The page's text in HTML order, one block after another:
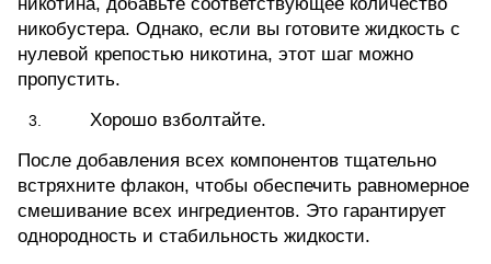
никобустера. Однако, если вы готовите жидкость с
нулевой крепостью никотина, этот шаг можно
пропустить.
Хорошо взболтайте.
После добавления всех компонентов тщательно
встряхните флакон, чтобы обеспечить равномерное
смешивание всех ингредиентов. Это гарантирует
однородность и стабильность жидкости.